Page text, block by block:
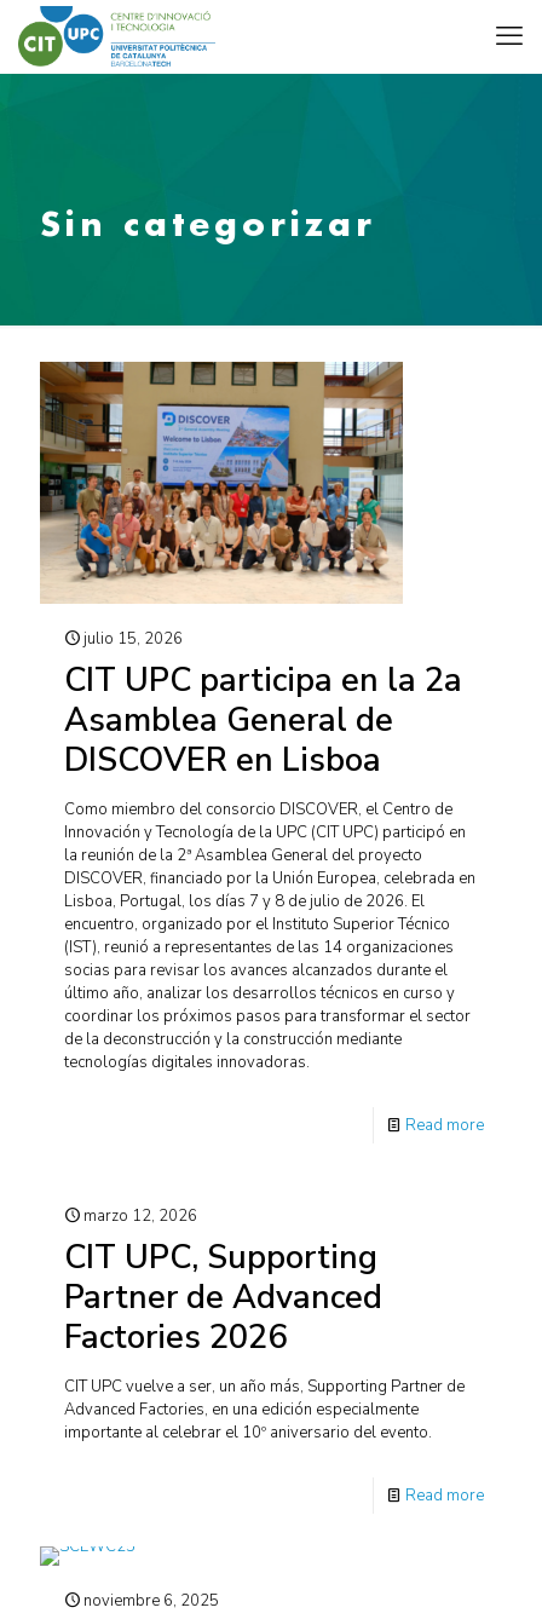
Sin categorizar
julio 15, 2026
CIT UPC participa en la 2a
Asamblea General de
DISCOVER en Lisboa
Como miembro del consorcio DISCOVER, el Centro de
Innovación y Tecnología de la UPC (CIT UPC) participó en
la reunión de la 2ª Asamblea General del proyecto
DISCOVER, financiado por la Unión Europea, celebrada en
Lisboa, Portugal, los días 7 y 8 de julio de 2026. El
encuentro, organizado por el Instituto Superior Técnico
(IST), reunió a representantes de las 14 organizaciones
socias para revisar los avances alcanzados durante el
último año, analizar los desarrollos técnicos en curso y
coordinar los próximos pasos para transformar el sector
de la deconstrucción y la construcción mediante
tecnologías digitales innovadoras.
Read more
marzo 12, 2026
CIT UPC, Supporting
Partner de Advanced
Factories 2026
CIT UPC vuelve a ser, un año más, Supporting Partner de
Advanced Factories, en una edición especialmente
importante al celebrar el 10º aniversario del evento.
Read more
noviembre 6, 2025